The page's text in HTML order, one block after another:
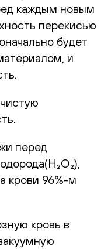
каждым новым
перекисью
будет
и
перед
крови 96%-м
кровь в